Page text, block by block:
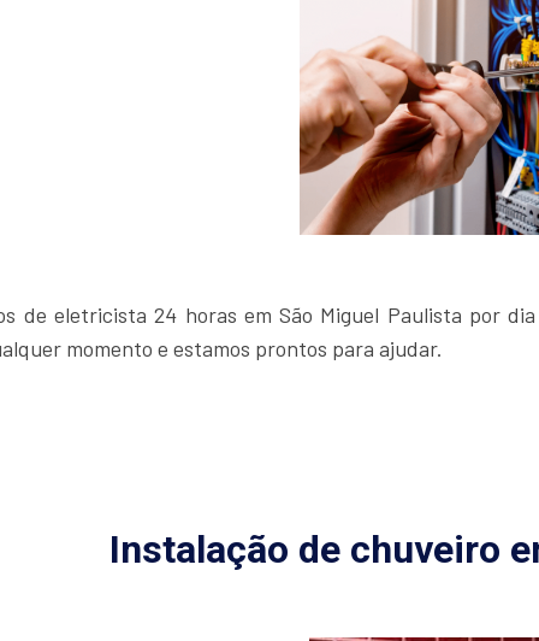
de eletricista 24 horas em São Miguel Paulista por
momento e estamos prontos para ajudar.
Instalação de chuveiro